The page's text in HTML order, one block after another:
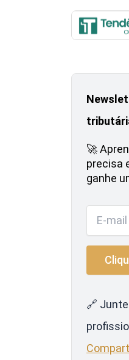
🚀
precisa
ganhe
🔗